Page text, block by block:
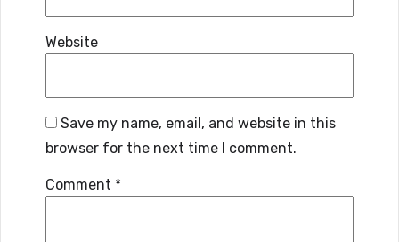
Website
Save my name, email, and website in this
browser for the next time I comment.
Comment *